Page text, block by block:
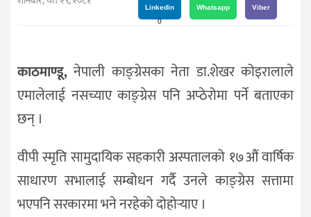
राजनीति
Linkedin
0
Whatsapp Viber
काठमाण्डू, नेपाली काङ्ग्रेसका नेता डा.शेखर कोइरालाले
एमालेलाई नसच्याए काङ्ग्रेस पनि अप्ठेरोमा पर्ने बताएका
छन् ।
वीपी स्मृति सामुदायिक सहकारी अस्पतालको १७औं वार्षिक
साधारण सभालाई सम्बोधन गर्दै उनले काङ्ग्रेस सत्तामा
भएपनि सरकारमा भने नरहेको दोहोर्‍याए ।